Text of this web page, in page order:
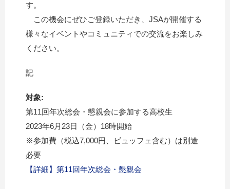
す。
この機会にぜひご登録いただき、JSAが開催する
様々なイベントやコミュニティでの交流をお楽しみ
ください。
記
対象:
第11回年次総会・懇親会に参加する高校生
2023年6月23日（金）18時開始
※参加費（税込7,000円、ビュッフェ含む）は別途
必要
【詳細】第11回年次総会・懇親会